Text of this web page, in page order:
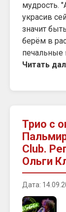
мудрость.
украсив
значит
берём в
печальные
Читать
Трио с
Club.
Ольги
Дата: